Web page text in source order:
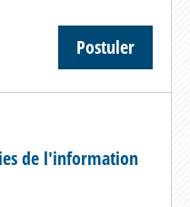
Postuler
de l'information